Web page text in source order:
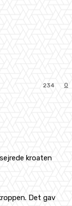
0
234
kroaten
Det gav